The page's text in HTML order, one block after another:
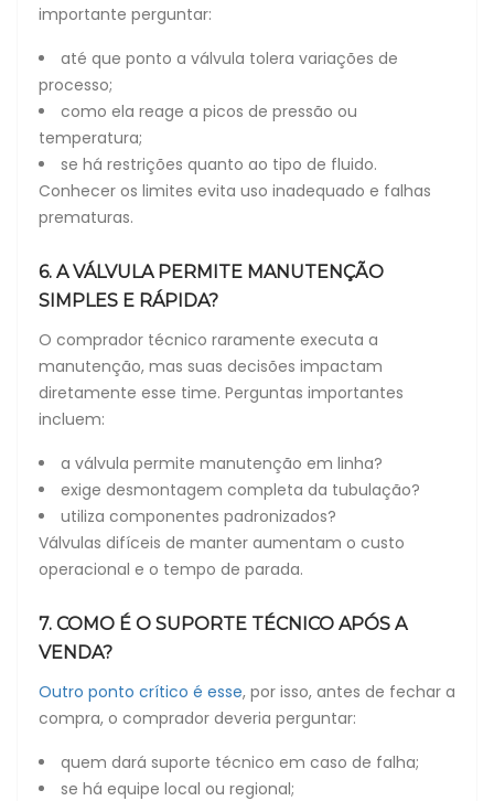
importante perguntar:
até que ponto a válvula tolera variações de
processo;
como ela reage a picos de pressão ou
temperatura;
se há restrições quanto ao tipo de fluido.
Conhecer os limites evita uso inadequado e falhas
prematuras.
6. A VÁLVULA PERMITE MANUTENÇÃO
SIMPLES E RÁPIDA?
O comprador técnico raramente executa a
manutenção, mas suas decisões impactam
diretamente esse time. Perguntas importantes
incluem:
a válvula permite manutenção em linha?
exige desmontagem completa da tubulação?
utiliza componentes padronizados?
Válvulas difíceis de manter aumentam o custo
operacional e o tempo de parada.
7. COMO É O SUPORTE TÉCNICO APÓS A
VENDA?
Outro ponto crítico é esse, por isso, antes de fechar a
compra, o comprador deveria perguntar:
quem dará suporte técnico em caso de falha;
se há equipe local ou regional;